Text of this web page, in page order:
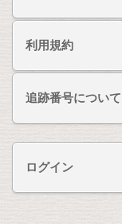
利用規約
追跡番号について
ログイン